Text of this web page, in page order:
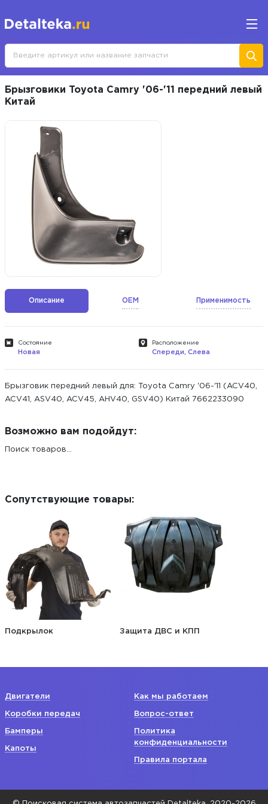
Брызговики Toyota Camry '06-'11 передний левый
Китай
Описание OEM Применимость
Состояние
Новая
Расположение
Спереди, Слева
Брызговик передний левый для: Toyota Camry '06-'11 (ACV40,
ACV41, ASV40, ACV45, AHV40, GSV40) Китай 7662233090
Возможно вам подойдут:
Поиск товаров...
Сопутствующие товары:
Подкрылок Защита ДВС и КПП
Двигатели
Коробки передач
Бамперы
Капоты
Как мы работаем
Вопрос-ответ
Политика
конфиденциальности
Правила портала